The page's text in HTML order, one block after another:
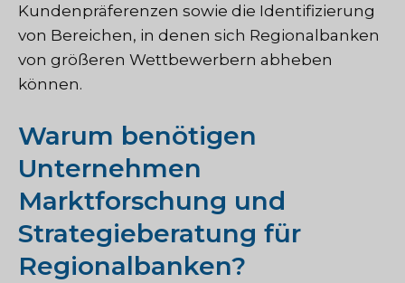
Kundenpräferenzen sowie die Identifizierung
von Bereichen, in denen sich Regionalbanken
von größeren Wettbewerbern abheben
können.
Warum benötigen
Unternehmen
Marktforschung und
Strategieberatung für
Regionalbanken?